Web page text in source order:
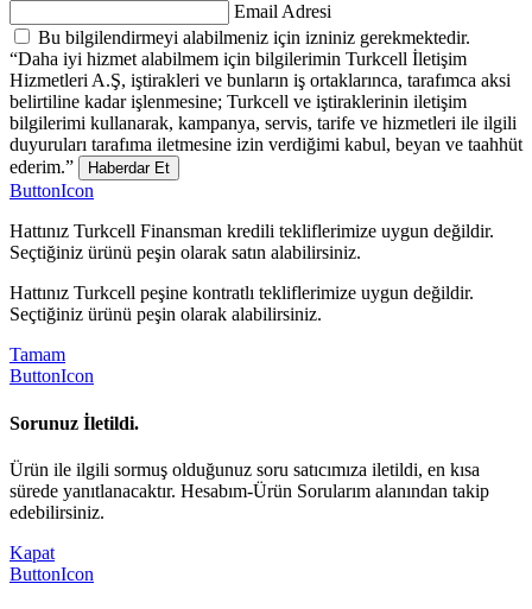
Email Adresi
Bu bilgilendirmeyi alabilmeniz için izniniz gerekmektedir.
“Daha iyi hizmet alabilmem için bilgilerimin Turkcell İletişim
Hizmetleri A.Ş, iştirakleri ve bunların iş ortaklarınca, tarafımca aksi
belirtiline kadar işlenmesine; Turkcell ve iştiraklerinin iletişim
bilgilerimi kullanarak, kampanya, servis, tarife ve hizmetleri ile ilgili
duyuruları tarafıma iletmesine izin verdiğimi kabul, beyan ve taahhüt
ederim.”
Haberdar Et
ButtonIcon
Hattınız Turkcell Finansman kredili tekliflerimize uygun değildir.
Seçtiğiniz ürünü peşin olarak satın alabilirsiniz.
Hattınız Turkcell peşine kontratlı tekliflerimize uygun değildir.
Seçtiğiniz ürünü peşin olarak alabilirsiniz.
Tamam
ButtonIcon
Sorunuz İletildi.
Ürün ile ilgili sormuş olduğunuz soru satıcımıza iletildi, en kısa
sürede yanıtlanacaktır. Hesabım-Ürün Sorularım alanından takip
edebilirsiniz.
Kapat
ButtonIcon